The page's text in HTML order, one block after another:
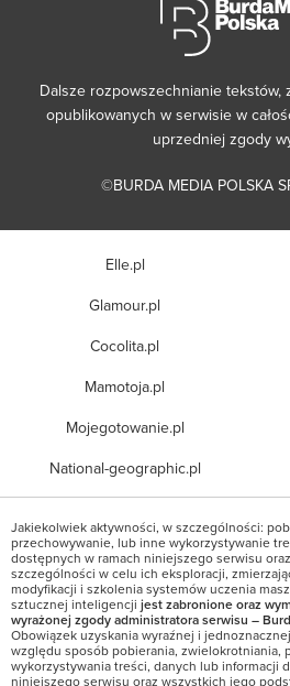
Dalsze rozpowszechnianie tekstów,
opublikowanych w serwisie w
uprzedniej zgody
©BURDA MEDIA POLSKA
Elle.pl
Glamour.pl
Cocolita.pl
Mamotoja.pl
Mojegotowanie.pl
National-geographic.pl
Jakiekolwiek aktywności, w szczególności:
przechowywanie, lub inne wykorzystywanie
dostępnych w ramach niniejszego serwisu
szczególności w celu ich eksploracji,
modyfikacji i szkolenia systemów uczenia
sztucznej inteligencji jest zabronione oraz
wyrażonej zgody administratora serwisu –
Obowiązek uzyskania wyraźnej i
względu sposób pobierania, zwielokrotniania,
wykorzystywania treści, danych lub informacji
niniejszego serwisu oraz wszystkich jego